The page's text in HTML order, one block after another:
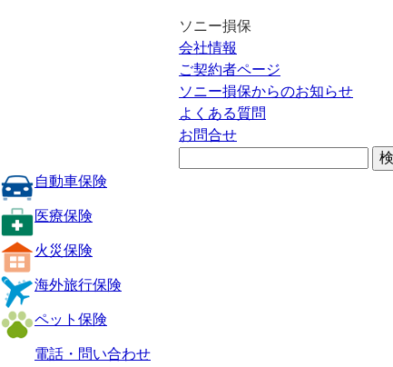
ソニー損保
会社情報
ご契約者ページ
ソニー損保からのお知らせ
よくある質問
お問合せ
自動車保険
医療保険
火災保険
海外旅行保険
ペット保険
電話・問い合わせ